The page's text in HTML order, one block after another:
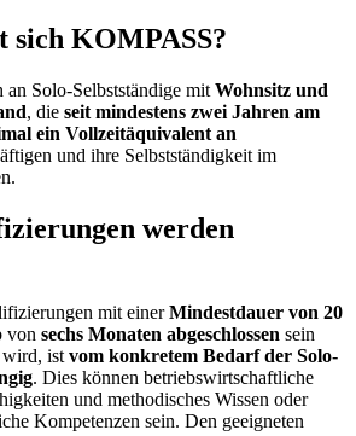
sich KOMPASS?
Solo-Selbstständige mit Wohnsitz und
, die seit mindestens zwei Jahren am
ein Vollzeitäquivalent an
und ihre Selbstständigkeit im
werden
mit einerMindestdauer von 20
von sechs Monaten abgeschlossen sein
wird, ist vom konkretem Bedarf der Solo-
. Dies können betriebswirtschaftliche
und methodisches Wissen oder
Kompetenzen sein. Den geeigneten